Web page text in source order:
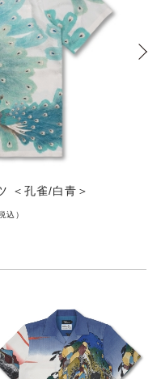
＜孔雀/白青＞
込）